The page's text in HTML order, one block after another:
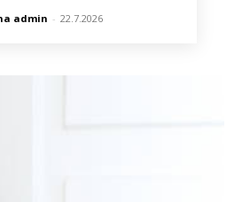
admin - 22.7.2026